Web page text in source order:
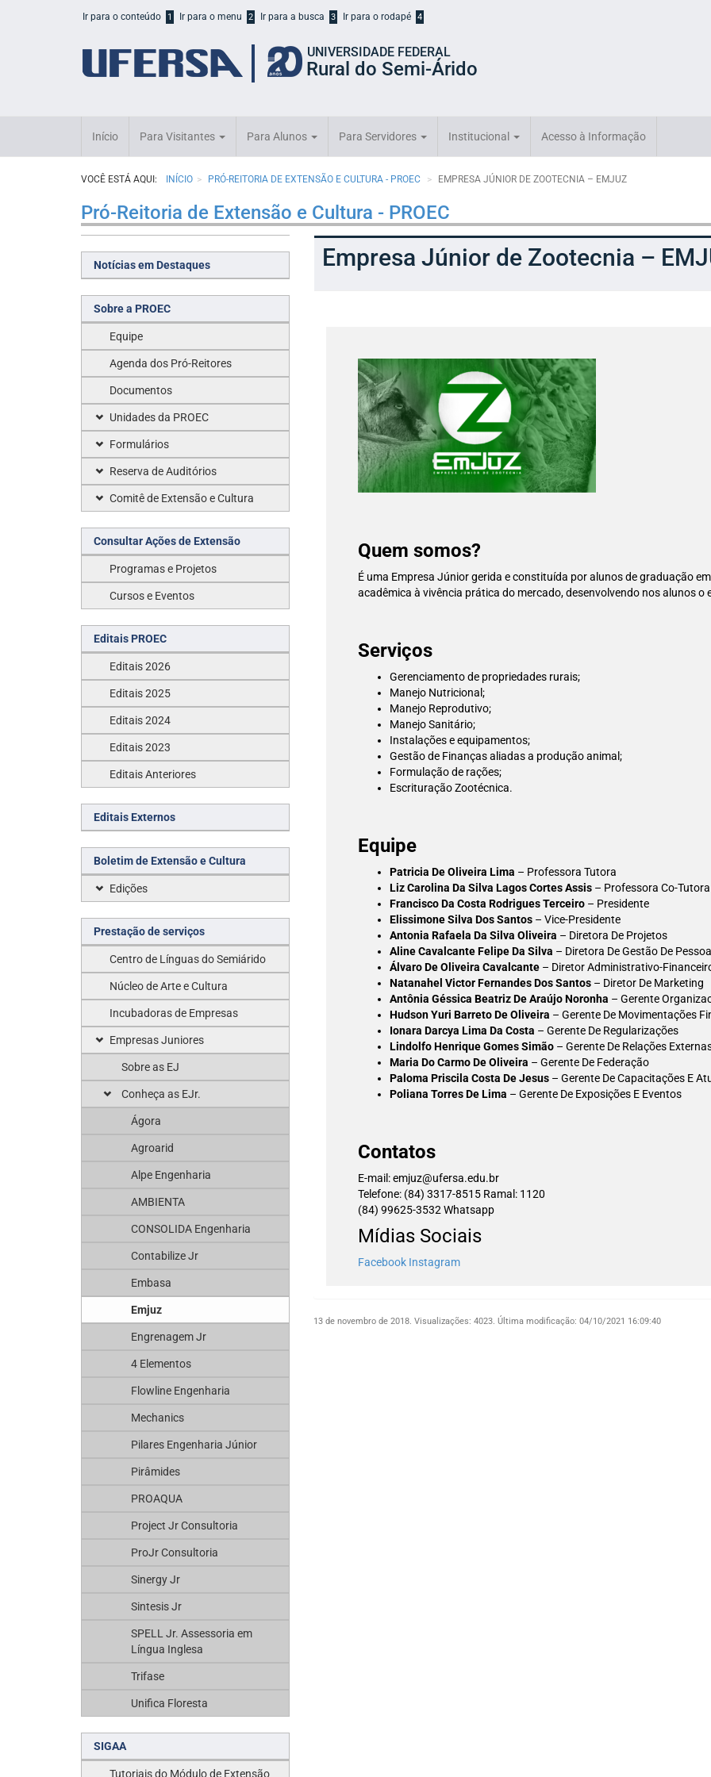
Ir para o conteúdo 1 Ir para o menu 2 Ir para a busca 3 Ir para o rodapé 4
UNIVERSIDADE FEDERAL
Rural do Semi-Árido
Início Para Visitantes Para Alunos Para Servidores Institucional Acesso à Informação
VOCÊ ESTÁ AQUI: INÍCIO PRÓ-REITORIA DE EXTENSÃO E CULTURA - PROEC EMPRESA JÚNIOR DE ZOOTECNIA – EMJUZ
Pró-Reitoria de Extensão e Cultura - PROEC
Notícias em Destaques
Sobre a PROEC
Equipe
Agenda dos Pró-Reitores
Documentos
Unidades da PROEC
Formulários
Reserva de Auditórios
Comitê de Extensão e Cultura
Consultar Ações de Extensão
Programas e Projetos
Cursos e Eventos
Editais PROEC
Editais 2026
Editais 2025
Editais 2024
Editais 2023
Editais Anteriores
Editais Externos
Boletim de Extensão e Cultura
Edições
Prestação de serviços
Centro de Línguas do Semiárido
Núcleo de Arte e Cultura
Incubadoras de Empresas
Empresas Juniores
Sobre as EJ
Conheça as EJr.
Ágora
Agroarid
Alpe Engenharia
AMBIENTA
CONSOLIDA Engenharia
Contabilize Jr
Embasa
Emjuz
Engrenagem Jr
4 Elementos
Flowline Engenharia
Mechanics
Pilares Engenharia Júnior
Pirâmides
PROAQUA
Project Jr Consultoria
ProJr Consultoria
Sinergy Jr
Sintesis Jr
SPELL Jr. Assessoria em
Língua Inglesa
Trifase
Unifica Floresta
SIGAA
Tutoriais do Módulo de Extensão
Empresa Júnior de Zootecnia –
Quem somos?
É uma Empresa Júnior gerida e constituída por alunos de graduação
acadêmica à vivência prática do mercado, desenvolvendo nos alunos o
Serviços
Gerenciamento de propriedades rurais;
Manejo Nutricional;
Manejo Reprodutivo;
Manejo Sanitário;
Instalações e equipamentos;
Gestão de Finanças aliadas a produção animal;
Formulação de rações;
Escrituração Zootécnica.
Equipe
Patricia De Oliveira Lima – Professora Tutora
Liz Carolina Da Silva Lagos Cortes Assis– Professora Co-Tutora
Francisco Da Costa Rodrigues Terceiro– Presidente
Elissimone Silva Dos Santos– Vice-Presidente
Antonia Rafaela Da Silva Oliveira – Diretora De Projetos
Aline Cavalcante Felipe Da Silva – Diretora De Gestão De
Álvaro De Oliveira Cavalcante– Diretor Administrativo-
Natanahel Victor Fernandes Dos Santos– Diretor De Marketing
Antônia Géssica Beatriz De Araújo Noronha – Gerente
Hudson Yuri Barreto De Oliveira – Gerente De Movimentações
Ionara Darcya Lima Da Costa – Gerente De Regularizações
Lindolfo Henrique Gomes Simão– Gerente De Relações
Maria Do Carmo De Oliveira – Gerente De Federação
Paloma Priscila Costa De Jesus– Gerente De Capacitações E
Poliana Torres De Lima – Gerente De Exposições E Eventos
Contatos
E-mail: emjuz@ufersa.edu.br
Telefone: (84) 3317-8515 Ramal: 1120
(84) 99625-3532 Whatsapp
Mídias Sociais
Facebook Instagram
13 de novembro de 2018. Visualizações: 4023. Última modificação: 04/10/2021 16:09:40